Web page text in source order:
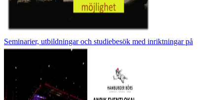
Seminarier, utbildningar och studiebesök med inriktningar på